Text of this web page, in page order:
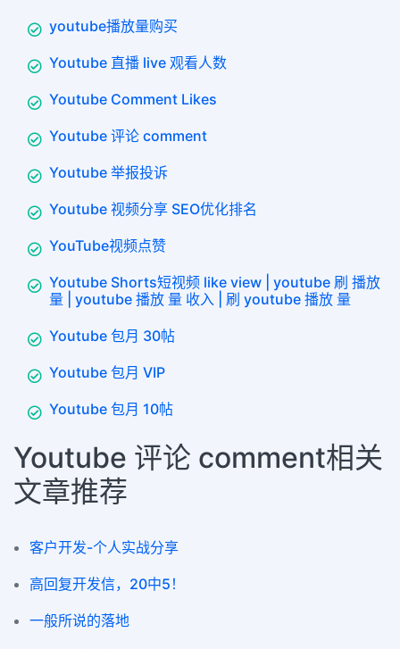
youtube播放量购买
Youtube 直播 live 观看人数
Youtube Comment Likes
Youtube 评论 comment
Youtube 举报投诉
Youtube 视频分享 SEO优化排名
YouTube视频点赞
Youtube Shorts短视频 like view | youtube 刷 播放
量 | youtube 播放 量 收入 | 刷 youtube 播放 量
Youtube 包月 30帖
Youtube 包月 VIP
Youtube 包月 10帖
Youtube 评论 comment相关
文章推荐
客户开发-个人实战分享
高回复开发信，20中5！
一般所说的落地